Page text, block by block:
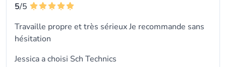
5/5
Travaille propre et très sérieux Je recommande sans
hésitation
Jessica a choisi Sch Technics